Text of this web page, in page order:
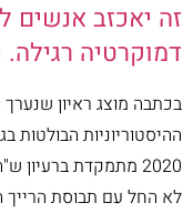
זה יאכזב אנשים
דמוקרטיה
בכתבה מוצג ראיון
ההיסטוריוניות
2020 מתמקדת
לא החל עם תבוסת